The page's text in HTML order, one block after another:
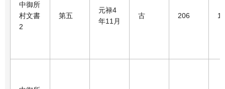
中御所
村文書
2
第五
元禄4
年11月
古 206 1